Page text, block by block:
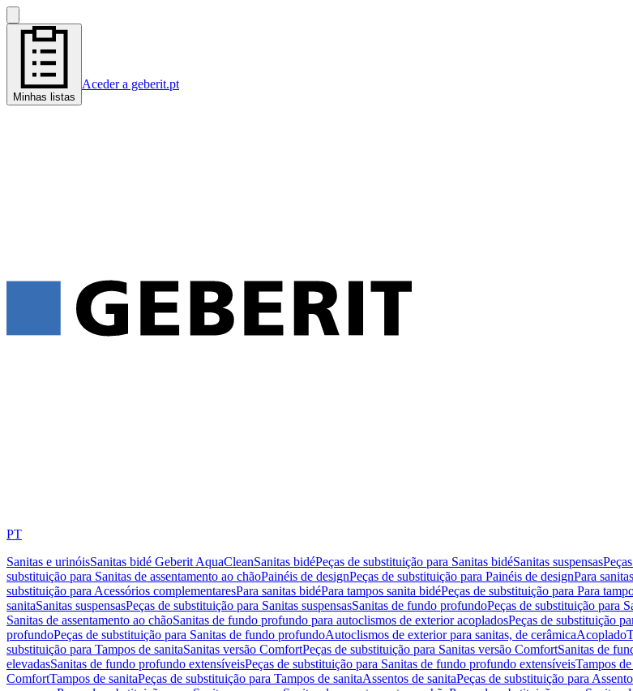
Minhas listas
Aceder a geberit.pt
PT
Sanitas e urinóisSanitas bidé Geberit AquaCleanSanitas bidéPeças de substituição para Sanitas bidéSanitas suspensas
substituição para Sanitas de assentamento ao chãoPainéis de designPeças de substituição para Painéis de designPara
substituição para Acessórios complementaresPara sanitas bidéPara tampos sanita bidéPeças de substituição para Para
sanitaSanitas suspensasPeças de substituição para Sanitas suspensasSanitas de fundo profundoPeças de substituição para
Sanitas de assentamento ao chãoSanitas de fundo profundo para autoclismos de exterior acopladosPeças de substituição
profundoPeças de substituição para Sanitas de fundo profundoAutoclismos de exterior para sanitas, de cerâmicaAcoplado
substituição para Tampos de sanitaSanitas versão ComfortPeças de substituição para Sanitas versão ComfortSanitas de
elevadasSanitas de fundo profundo extensíveisPeças de substituição para Sanitas de fundo profundo extensíveisTampos
ComfortTampos de sanitaPeças de substituição para Tampos de sanitaAssentos de sanitaPeças de substituição para